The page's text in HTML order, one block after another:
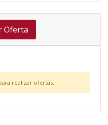
Oferta
realizar ofertas.